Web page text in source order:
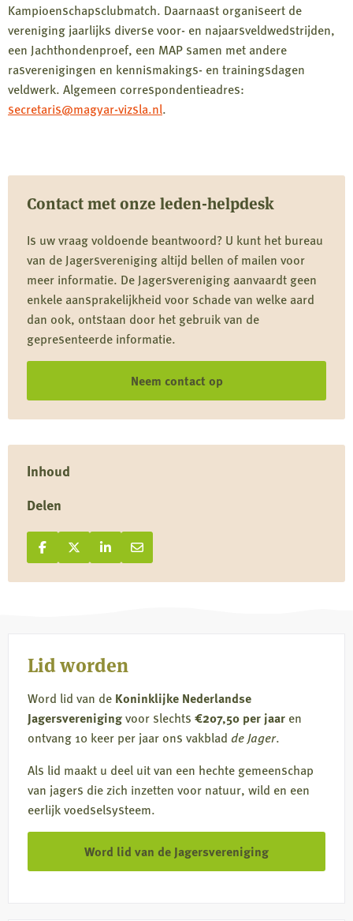
Contact met onze leden-helpdesk
Is uw vraag voldoende beantwoord? U kunt het bureau
van de Jagersvereniging altijd bellen of mailen voor
meer informatie. De Jagersvereniging aanvaardt geen
enkele aansprakelijkheid voor schade van welke aard
dan ook, ontstaan door het gebruik van de
gepresenteerde informatie.
Neem contact op
Inhoud
Delen
Deel op Facebook
Deel
op
Deel op X
Deel
op
Deel op LinkedIn
Deel
op
Deel via e-mail
Deel
via
Kampioenschapsclubmatch. Daarnaast organiseert de
vereniging jaarlijks diverse voor- en najaarsveldwedstrijden,
een Jachthondenproef, een MAP samen met andere
rasverenigingen en kennismakings- en trainingsdagen
veldwerk. Algemeen correspondentieadres:
secretaris@magyar-vizsla.nl.
Lid worden
Word lid van de Koninklijke Nederlandse
Jagersverenigingvoor slechts €207,50 per jaar en
ontvang 10 keer per jaar ons vakblad de Jager.
Als lid maakt u deel uit van een hechte gemeenschap
van jagers die zich inzetten voor natuur, wild en een
eerlijk voedselsysteem.
Word lid van de Jagersvereniging